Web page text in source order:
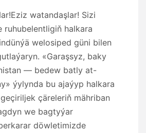
watandaşlar! Sizi
ruhubelentligiň halkara
welosiped güni bilen
«Garaşsyz, baky
— bedew batly at-
ýylynda bu ajaýyp halkara
çäreleriň mähriban
we bagtyýar
döwletimizde